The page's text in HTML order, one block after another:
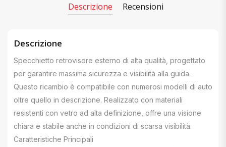
Descrizione Recensioni
Descrizione
Specchietto retrovisore esterno di alta qualità, progettato
per garantire massima sicurezza e visibilità alla guida.
Questo ricambio è compatibile con numerosi modelli di auto
oltre quello in descrizione. Realizzato con materiali
resistenti con vetro ad alta definizione, offre una visione
chiara e stabile anche in condizioni di scarsa visibilità.
Caratteristiche Principali